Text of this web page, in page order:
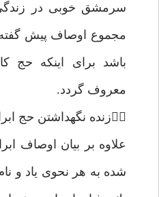
سرمشق خوبى در
مجموع اوصاف پيش گفته
باشد براى اينكه حج
معروف گردد.
زنده نگهداشتن حج ابراهيمى در فرهنگ دينى
علاوه بر بيان اوصاف
شده به هر نحوى ياد و